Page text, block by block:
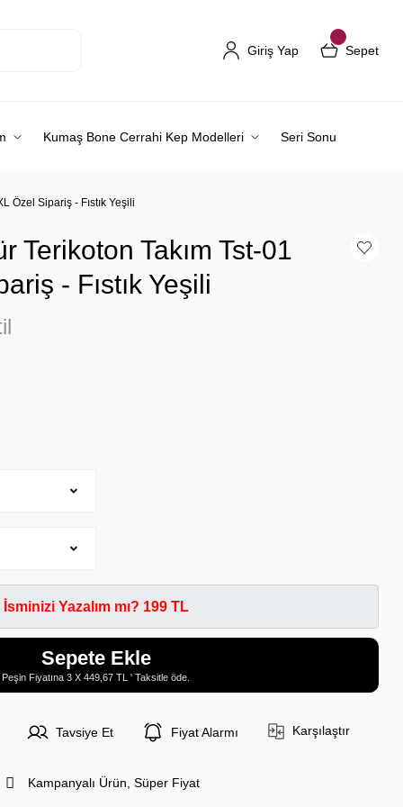
Giriş Yap Sepet
Kumaş Bone Cerrahi Kep Modelleri Seri Sonu
Özel Sipariş - Fıstık Yeşili
Terikoton Takım Tst-01
- Fıstık Yeşili
İsminizi Yazalım mı? 199 TL
Sepete Ekle
Peşin Fiyatına 3 X 449,67 TL ' Taksitle öde.
Tavsiye Et Fiyat Alarmı Karşılaştır
Kampanyalı Ürün, Süper Fiyat